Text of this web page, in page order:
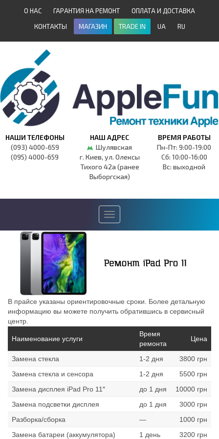
О НАС ГАРАНТИЯ НА РЕМОНТ
ОПЛАТА И ДОСТАВКА
КОНТАКТЫ
МАГАЗИН TRADE IN UA RU
НАШИ ТЕЛЕФОНЫ
(093) 4000-659
(095) 4000-659
НАШ АДРЕС
Шулявская
г. Киев, ул. Олексы
Тихого 42а (ранее
Выборгская)
ВРЕМЯ РАБОТЫ
Пн-Пт: 9:00-19:00
Сб: 10:00-16:00
Вс: выходной
Toggle
navigation
В прайсе указаны ориентировочные сроки. Более детальную
информацию вы можете получить обратившись в сервисный
центр.
Наименование услуги
Время
ремонта
Цена
Замена стекла 1-2 дня
3800 грн
Замена стекла и сенсора
1-2 дня
5500 грн
Замена дисплея iPad Pro 11″
до 1 дня
10000 грн
Замена подсветки дисплея
до 1 дня
3000 грн
Разборка/сборка
—
1000 грн
Замена батареи (аккумулятора)
1 день
3200 грн